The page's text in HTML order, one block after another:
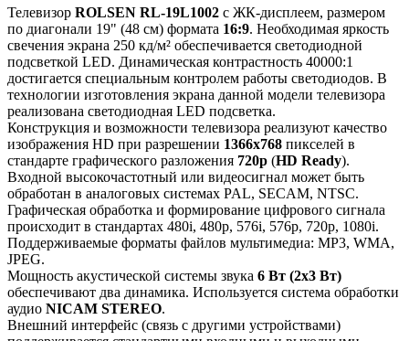
Телевизор ROLSEN RL-19L1002 с ЖК-дисплеем, размером
по диагонали 19" (48 см) формата 16:9. Необходимая яркость
свечения экрана 250 кд/м² обеспечивается светодиодной
подсветкой LED. Динамическая контрастность 40000:1
достигается специальным контролем работы светодиодов. В
технологии изготовления экрана данной модели телевизора
реализована светодиодная LED подсветка.
Конструкция и возможности телевизора реализуют качество
изображения HD при разрешении 1366x768 пикселей в
стандарте графического разложения 720p (HD Ready).
Входной высокочастотный или видеосигнал может быть
обработан в аналоговых системах PAL, SECAM, NTSC.
Графическая обработка и формирование цифрового сигнала
происходит в стандартах 480i, 480p, 576i, 576p, 720p, 1080i.
Поддерживаемые форматы файлов мультимедиа: MP3, WMA,
JPEG.
Мощность акустической системы звука 6 Вт (2х3 Вт)
обеспечивают два динамика. Используется система обработки
аудио NICAM STEREO.
Внешний интерфейс (связь с другими устройствами)